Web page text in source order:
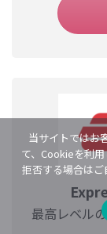
最高レベル
当サイトではお
て、Cookieを利
拒否する場合は